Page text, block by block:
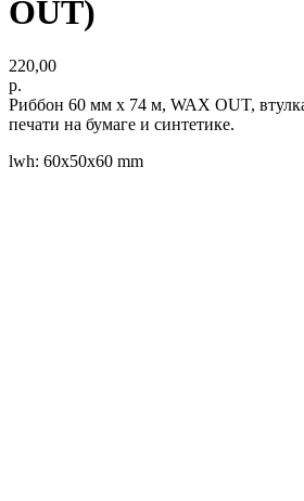
OUT)
220,00
р.
Риббон 60 мм x 74 м, WAX OUT,
печати на бумаге и синтетике.
lwh: 60x50x60 mm